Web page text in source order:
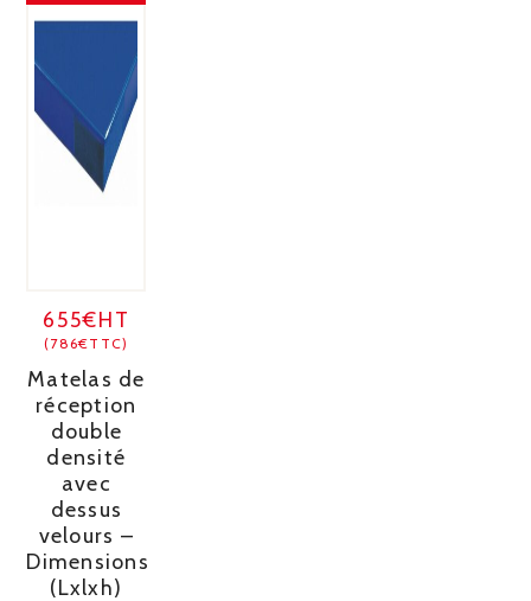
655€HT
(786€TTC)
Matelas de
réception
double
densité
avec
dessus
velours –
Dimensions
(Lxlxh)